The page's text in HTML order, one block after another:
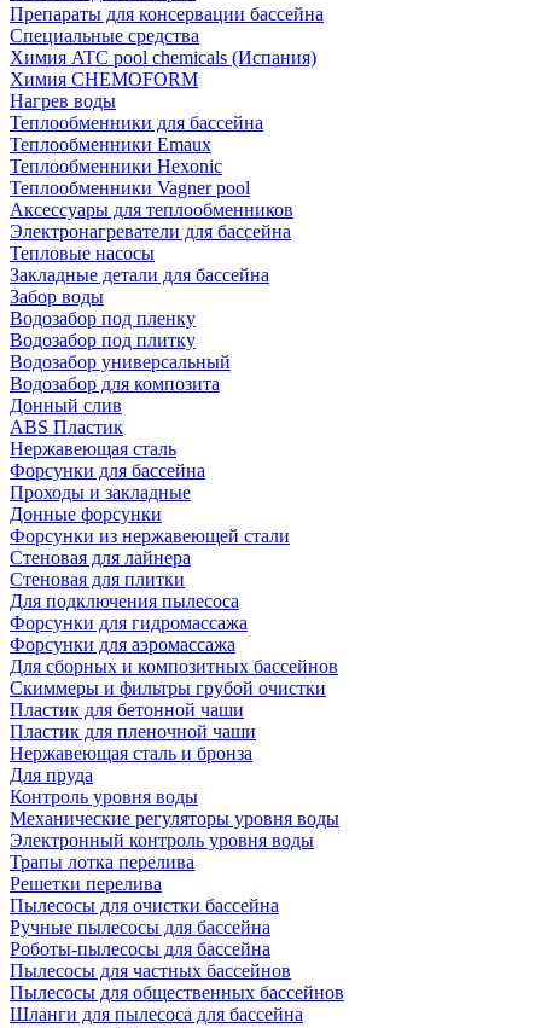
Препараты для консервации бассейна
Специальные средства
Химия ATC pool chemicals (Испания)
Химия CHEMOFORM
Нагрев воды
Теплообменники для бассейна
Теплообменники Emaux
Теплообменники Hexonic
Теплообменники Vagner pool
Аксессуары для теплообменников
Электронагреватели для бассейна
Тепловые насосы
Закладные детали для бассейна
Забор воды
Водозабор под пленку
Водозабор под плитку
Водозабор универсальный
Водозабор для композита
Донный слив
ABS Пластик
Нержавеющая сталь
Форсунки для бассейна
Проходы и закладные
Донные форсунки
Форсунки из нержавеющей стали
Стеновая для лайнера
Стеновая для плитки
Для подключения пылесоса
Форсунки для гидромассажа
Форсунки для аэромассажа
Для сборных и композитных бассейнов
Скиммеры и фильтры грубой очистки
Пластик для бетонной чаши
Пластик для пленочной чаши
Нержавеющая сталь и бронза
Для пруда
Контроль уровня воды
Механические регуляторы уровня воды
Электронный контроль уровня воды
Трапы лотка перелива
Решетки перелива
Пылесосы для очистки бассейна
Ручные пылесосы для бассейна
Роботы-пылесосы для бассейна
Пылесосы для частных бассейнов
Пылесосы для общественных бассейнов
Шланги для пылесоса для бассейна